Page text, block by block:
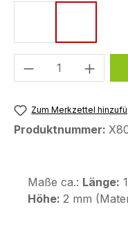
Produkt
Zum Merkzettel
Produktnummer:
Maße ca.: Länge:
Höhe: 2 mm